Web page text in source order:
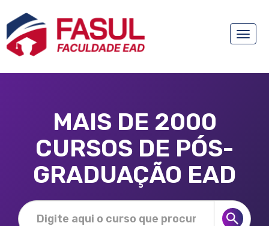
Toggle
MAIS DE 2000
CURSOS DE PÓS-
GRADUAÇÃO EAD